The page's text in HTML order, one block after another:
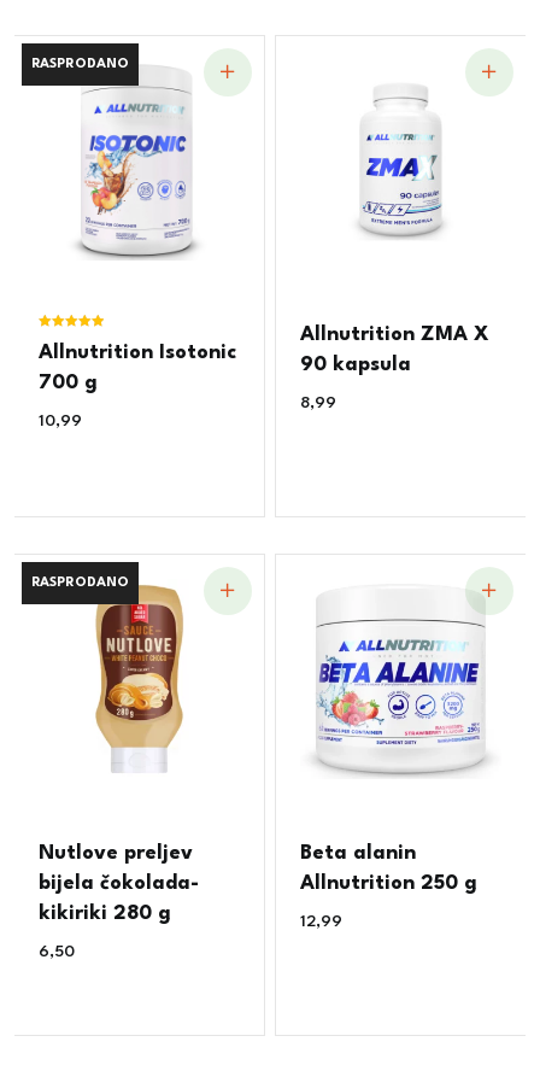
RASPRODANO
RASPRODANO
5.00
Allnutrition Isotonic
700 g
10,99
Allnutrition ZMA X
90 kapsula
8,99
RASPRODANO
RASPRODANO
Nutlove preljev
bijela čokolada-
kikiriki 280 g
6,50
Beta alanin
Allnutrition 250 g
12,99